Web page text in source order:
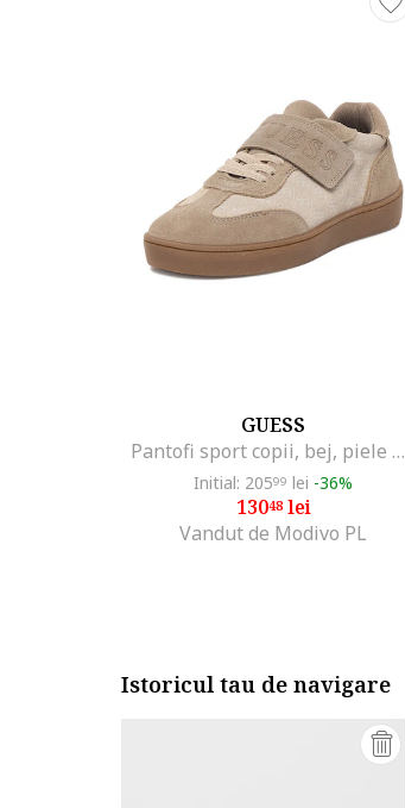
GUESS
Pantofi sport copii, bej, piele naturala, sistem inchidere Velcro
Initial: 20599 lei -36%
13048lei
Vandut de Modivo PL
Istoricul tau de navigare